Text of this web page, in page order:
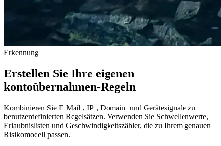
Erkennung
Erstellen Sie Ihre eigenen
kontoübernahmen-Regeln
Kombinieren Sie E-Mail-, IP-, Domain- und Gerätesignale zu
benutzerdefinierten Regelsätzen. Verwenden Sie Schwellenwerte,
Erlaubnislisten und Geschwindigkeitszähler, die zu Ihrem genauen
Risikomodell passen.